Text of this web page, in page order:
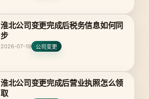
淮北公司变更完成后税务信息如何同
步
2026-07-19 公司变更
淮北公司变更完成后营业执照怎么领
取